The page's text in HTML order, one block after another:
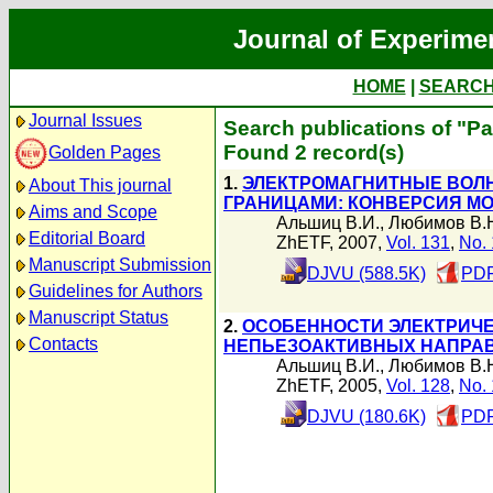
Journal of
HOME
Journal Issues
Golden Pages
About This journal
Aims and Scope
Editorial Board
Manuscript Submission
Guidelines for Authors
Manuscript Status
Contacts
Search publications of
Found 2 record(s)
1. ЭЛЕКТРОМАГНИТНЫЕ
ГРАНИЦАМИ: КОНВЕРСИЯ
Альшиц В.И., Любимов
ZhETF, 2007, Vol. 131, No.
DJVU (588.5K)
2. ОСОБЕННОСТИ
НЕПЬЕЗОАКТИВНЫХ
Альшиц В.И., Любимов
ZhETF, 2005, Vol. 128, No.
DJVU (180.6K)